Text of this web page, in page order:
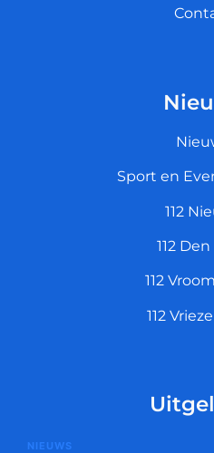
Sport en
112
112
112
112
NIEUWS